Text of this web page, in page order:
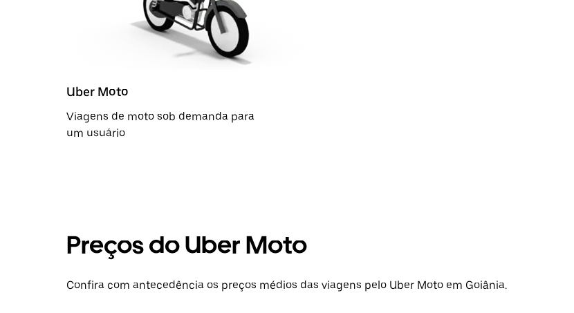
Uber Moto
Viagens de moto sob demanda para
um usuário
Preços do Uber Moto
Confira com antecedência os preços médios das viagens pelo Uber Moto em Goiânia.